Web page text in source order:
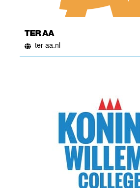
TER AA
ter-aa.nl